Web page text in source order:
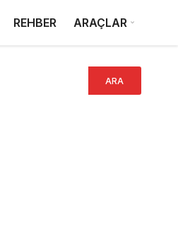
REHBER ARAÇLAR